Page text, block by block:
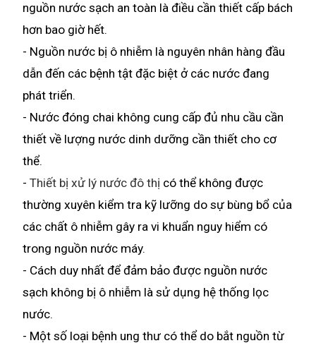
nguồn nước sạch an toàn là điều cần thiết cấp bách
hơn bao giờ hết.
- Nguồn nước bị ô nhiễm là nguyên nhân hàng đầu
dẫn đến các bệnh tật đặc biệt ở các nước đang
phát triển.
- Nước đóng chai không cung cấp đủ nhu cầu cần
thiết về lượng nước dinh dưỡng cần thiết cho cơ
thể.
-Thiết bị xử lý nước đô thị có thể không được
thường xuyên kiểm tra kỹ lưỡng do sự bùng bổ của
các chất ô nhiễm gây ra vi khuẩn nguy hiểm có
trong nguồn nước máy.
- Cách duy nhất để đảm bảo được nguồn nước
sạch không bị ô nhiễm là sử dụng hệ thống lọc
nước.
- Một số loại bệnh ung thư có thể do bắt nguồn từ